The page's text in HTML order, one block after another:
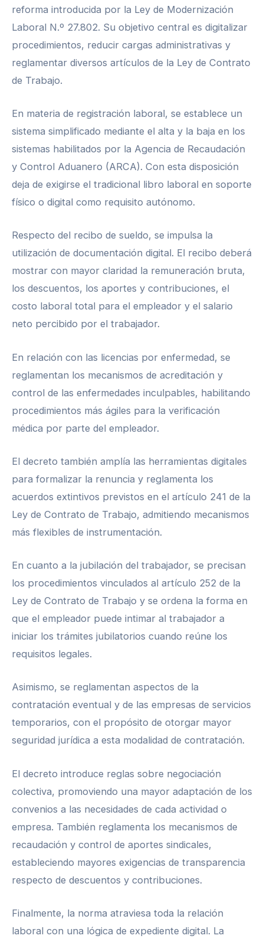
reforma introducida por la Ley de Modernización
Laboral N.º 27.802. Su objetivo central es digitalizar
procedimientos, reducir cargas administrativas y
reglamentar diversos artículos de la Ley de Contrato
de Trabajo.
En materia de registración laboral, se establece un
sistema simplificado mediante el alta y la baja en los
sistemas habilitados por la Agencia de Recaudación
y Control Aduanero (ARCA). Con esta disposición
deja de exigirse el tradicional libro laboral en soporte
físico o digital como requisito autónomo.
Respecto del recibo de sueldo, se impulsa la
utilización de documentación digital. El recibo deberá
mostrar con mayor claridad la remuneración bruta,
los descuentos, los aportes y contribuciones, el
costo laboral total para el empleador y el salario
neto percibido por el trabajador.
En relación con las licencias por enfermedad, se
reglamentan los mecanismos de acreditación y
control de las enfermedades inculpables, habilitando
procedimientos más ágiles para la verificación
médica por parte del empleador.
El decreto también amplía las herramientas digitales
para formalizar la renuncia y reglamenta los
acuerdos extintivos previstos en el artículo 241 de la
Ley de Contrato de Trabajo, admitiendo mecanismos
más flexibles de instrumentación.
En cuanto a la jubilación del trabajador, se precisan
los procedimientos vinculados al artículo 252 de la
Ley de Contrato de Trabajo y se ordena la forma en
que el empleador puede intimar al trabajador a
iniciar los trámites jubilatorios cuando reúne los
requisitos legales.
Asimismo, se reglamentan aspectos de la
contratación eventual y de las empresas de servicios
temporarios, con el propósito de otorgar mayor
seguridad jurídica a esta modalidad de contratación.
El decreto introduce reglas sobre negociación
colectiva, promoviendo una mayor adaptación de los
convenios a las necesidades de cada actividad o
empresa. También reglamenta los mecanismos de
recaudación y control de aportes sindicales,
estableciendo mayores exigencias de transparencia
respecto de descuentos y contribuciones.
Finalmente, la norma atraviesa toda la relación
laboral con una lógica de expediente digital. La